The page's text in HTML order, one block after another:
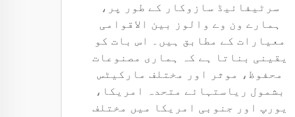
سرٹیفائیڈ سازوکار کے طور پر،
ہمارے ون وے والوز بین الاقوامی
معیارات کے مطابق ہیں۔ اس بات کو
یقینی بناتا ہے کہ ہماری مصنوعات
محفوظ، موثر اور مختلف مارکیٹس
بشمول ریاستہائے متحدہ امریکا،
یورپ اور جنوبی امریکا میں مختلف